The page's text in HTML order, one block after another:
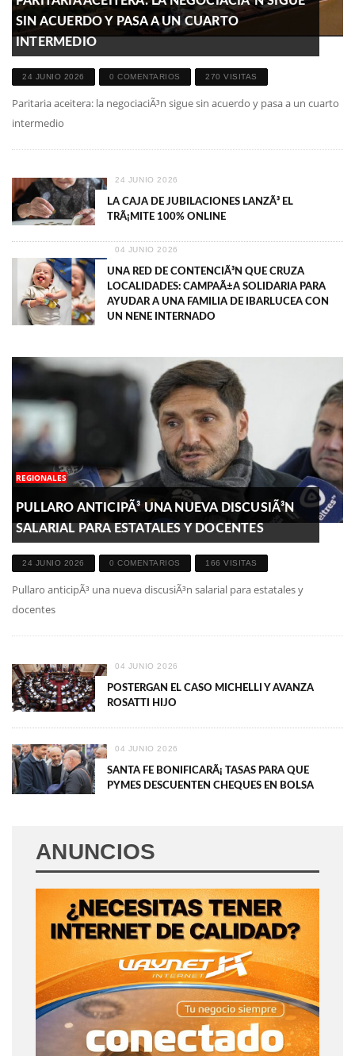
SIN ACUERDO Y PASA A UN CUARTO
INTERMEDIO
24 JUNIO 2026 0 COMENTARIOS 270 VISITAS
Paritaria aceitera: la negociaciÃ³n sigue sin acuerdo y pasa a un cuarto
intermedio
24 JUNIO 2026
LA CAJA DE JUBILACIONES LANZÃ³ EL
TRÃ¡MITE 100% ONLINE
04 JUNIO 2026
UNA RED DE CONTENCIÃ³N QUE CRUZA
LOCALIDADES: CAMPAÃ±A SOLIDARIA PARA
AYUDAR A UNA FAMILIA DE IBARLUCEA CON
UN NENE INTERNADO
REGIONALES
PULLARO ANTICIPÃ³ UNA NUEVA DISCUSIÃ³N
SALARIAL PARA ESTATALES Y DOCENTES
24 JUNIO 2026 0 COMENTARIOS 166 VISITAS
Pullaro anticipÃ³ una nueva discusiÃ³n salarial para estatales y
docentes
04 JUNIO 2026
POSTERGAN EL CASO MICHELLI Y AVANZA
ROSATTI HIJO
04 JUNIO 2026
SANTA FE BONIFICARÃ¡ TASAS PARA QUE
PYMES DESCUENTEN CHEQUES EN BOLSA
ANUNCIOS